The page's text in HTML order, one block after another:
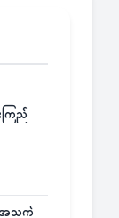
ကြည်
အသက်